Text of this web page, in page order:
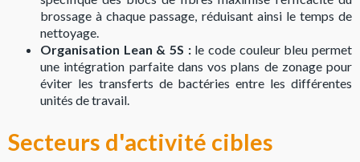
brossage à chaque passage, réduisant ainsi le temps de
nettoyage.
Organisation Lean & 5S :le code couleur bleu permet
une intégration parfaite dans vos plans de zonage pour
éviter les transferts de bactéries entre les différentes
unités de travail.
Secteurs d'activité cibles